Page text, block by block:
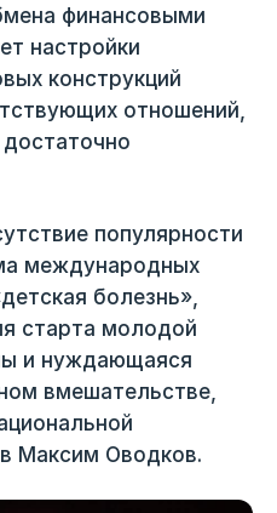
финансовыми
настройки
конструкций
отношений,
популярности
международных
болезнь»,
старта молодой
и нуждающаяся
вмешательстве,
Максим Оводков.